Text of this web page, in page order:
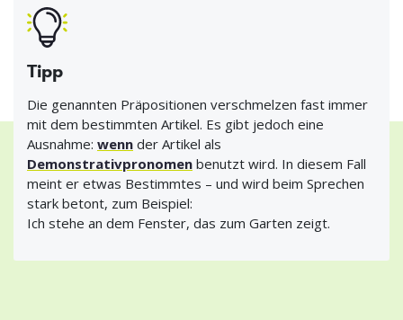
Tipp
Die genannten Präpositionen verschmelzen fast immer
mit dem bestimmten Artikel. Es gibt jedoch eine
Ausnahme: wenn der Artikel als
Demonstrativpronomen benutzt wird. In diesem Fall
meint er etwas Bestimmtes – und wird beim Sprechen
stark betont, zum Beispiel:
Ich stehe an dem Fenster, das zum Garten zeigt.